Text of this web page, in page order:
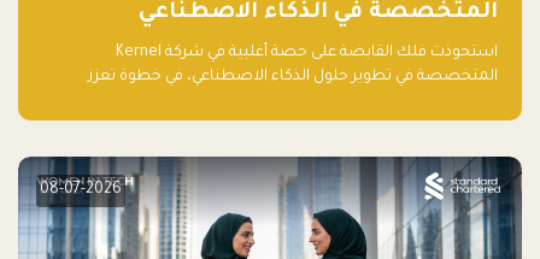
المتخصصة في الذكاء الاصطناعي
استحوذت فلك القابضة على حصة أغلبية في شركة Kernel
المتخصصة في تطوير حلول الذكاء الاصطناعي، في خطوة تعزز
المنطقة.
08-07-2026